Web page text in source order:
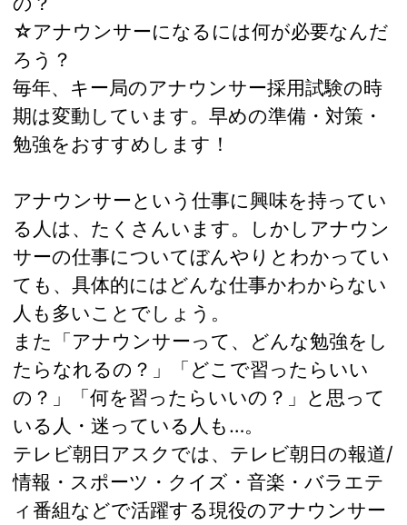
☆アナウンサーになるには何が必要なんだ
ろう？
毎年、キー局のアナウンサー採用試験の時
期は変動しています。早めの準備・対策・
勉強をおすすめします！
アナウンサーという仕事に興味を持ってい
る人は、たくさんいます。しかしアナウン
サーの仕事についてぼんやりとわかってい
ても、具体的にはどんな仕事かわからない
人も多いことでしょう。
また「アナウンサーって、どんな勉強をし
たらなれるの？」「どこで習ったらいい
の？」「何を習ったらいいの？」と思って
いる人・迷っている人も…。
テレビ朝日アスクでは、テレビ朝日の報道/
情報・スポーツ・クイズ・音楽・バラエテ
ィ番組などで活躍する現役のアナウンサー